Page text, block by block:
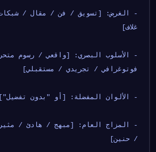
غلاف]
فوتوغرافي / تجريدي / مستقبلي]
- الألوان المفضلة: [أو "بدون تفضيل"]
/ حنين]